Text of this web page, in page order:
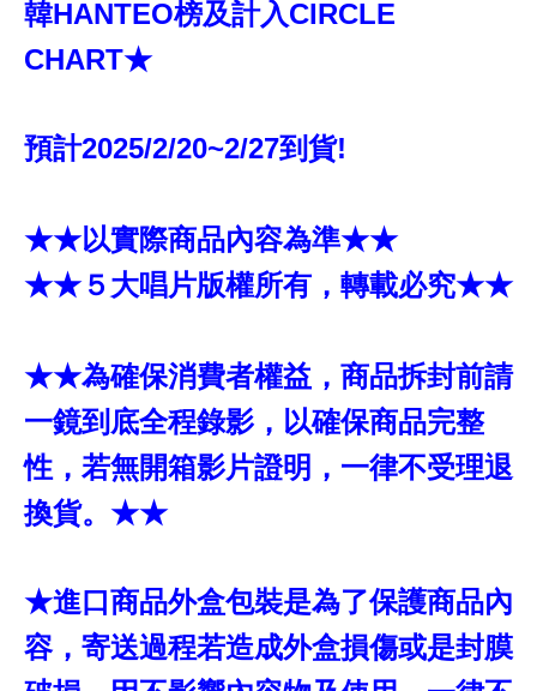
韓HANTEO榜及計入CIRCLE
CHART★
預計2025/2/20~2/27到貨!
★★以實際商品內容為準★★
★★５大唱片版權所有，轉載必究★★
★★為確保消費者權益，商品拆封前請
一鏡到底全程錄影，以確保商品完整
性，若無開箱影片證明，一律不受理退
換貨。★★
★進口商品外盒包裝是為了保護商品內
容，寄送過程若造成外盒損傷或是封膜